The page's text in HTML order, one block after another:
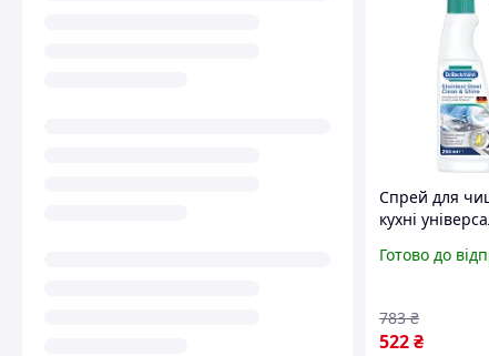
Спрей для
кухні
нержавіючої
видалення
FLAME
Готово до
522₴
783 ₴